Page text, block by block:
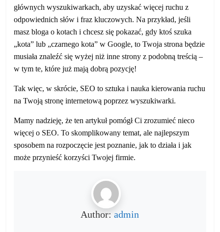
głównych wyszukiwarkach, aby uzyskać więcej ruchu z
odpowiednich słów i fraz kluczowych. Na przykład, jeśli
masz bloga o kotach i chcesz się pokazać, gdy ktoś szuka
„kota” lub „czarnego kota” w Google, to Twoja strona będzie
musiała znaleźć się wyżej niż inne strony z podobną treścią –
w tym te, które już mają dobrą pozycję!
Tak więc, w skrócie, SEO to sztuka i nauka kierowania ruchu
na Twoją stronę internetową poprzez wyszukiwarki.
Mamy nadzieję, że ten artykuł pomógł Ci zrozumieć nieco
więcej o SEO. To skomplikowany temat, ale najlepszym
sposobem na rozpoczęcie jest poznanie, jak to działa i jak
może przynieść korzyści Twojej firmie.
Author:admin